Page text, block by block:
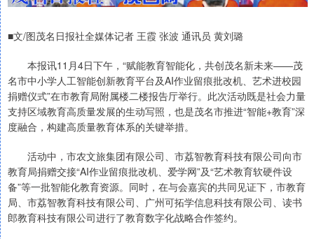
■文/图茂名日报社全媒体记者 王霞 张波 通讯员 黄刘璐
本报讯11月4日下午，“赋能教育智能化，共创茂名新未来——茂
名市中小学人工智能创新教育平台及AI作业留痕批改机、艺术进校园
捐赠仪式”在市教育局附属楼二楼报告厅举行。此次活动既是社会力量
支持区域教育高质量发展的生动写照，也是茂名市推进“智能+教育”深
度融合，构建高质量教育体系的关键举措。
活动中，市农文旅集团有限公司、市荔智教育科技有限公司向市
教育局捐赠交接“AI作业留痕批改机、爱学网”及“艺术教育软硬件设
备”等一批智能化教育资源。同时，在与会嘉宾的共同见证下，市教育
局、市荔智教育科技有限公司、广州可拓学信息科技有限公司、读书
郎教育科技有限公司进行了教育数字化战略合作签约。